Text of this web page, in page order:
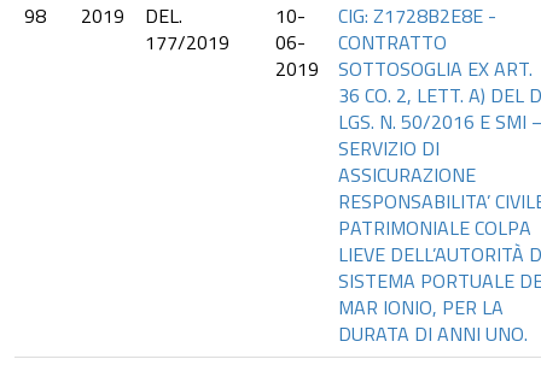
98
2019
DEL.
177/2019
10-
06-
2019
CIG: Z1728B2E8E -
CONTRATTO
SOTTOSOGLIA EX ART.
36 CO. 2, LETT. A) DEL
LGS. N. 50/2016 E SMI
SERVIZIO DI
ASSICURAZIONE
RESPONSABILITA’
PATRIMONIALE COLPA
LIEVE DELL’AUTORITÀ
SISTEMA PORTUALE
MAR IONIO, PER LA
DURATA DI ANNI UNO.